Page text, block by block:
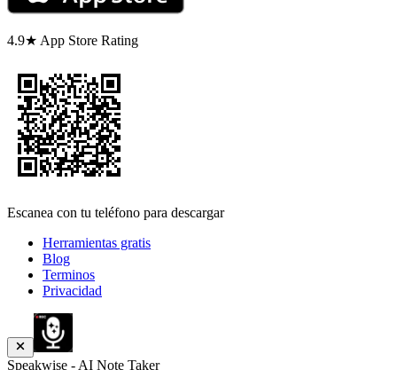
4.9★ App Store Rating
Escanea con tu teléfono para descargar
Herramientas gratis
Blog
Terminos
Privacidad
Speakwise - AI Note Taker